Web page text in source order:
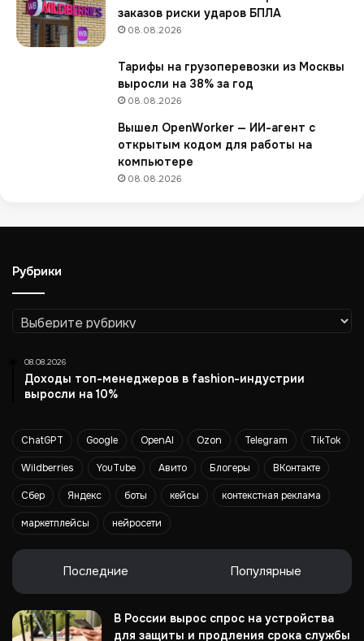
-
й
с
заказов риски ударов БПЛА
08.08.2026
Тарифы на грузоперевозки из Москвы
выросли на 38% за год
08.08.2026
Вышел OpenWorker — ИИ-агент с
открытым кодом для работы на
компьютере
08.08.2026
Рубрики
Рубрики
08.08.2026
Доходы топ-менеджеров в fashion-индустрии
выросли на 10%
ChatGPT Google OpenAI Ozon Telegram TikTok
Wildberries YouTube Авито Блогеры ВКонтакте
Сбер Яндекс боты кейсы контекстная реклама
маркетплейсы нейросети
Последние Популярные
В России вырос спрос на устройства
для защиты и продления срока службы